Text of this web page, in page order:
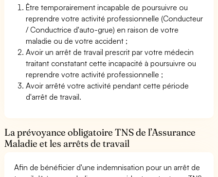
Être temporairement incapable de poursuivre ou
reprendre votre activité professionnelle (Conducteur
/ Conductrice d'auto-grue) en raison de votre
maladie ou de votre accident ;
Avoir un arrêt de travail prescrit par votre médecin
traitant constatant cette incapacité à poursuivre ou
reprendre votre activité professionnelle ;
Avoir arrêté votre activité pendant cette période
d'arrêt de travail.
La prévoyance obligatoire TNS de l’Assurance
Maladie et les arrêts de travail
Afin de bénéficier d'une indemnisation pour un arrêt de